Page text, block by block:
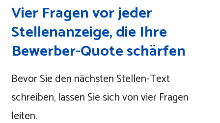
Vier Fragen vor jeder
Stellenanzeige, die Ihre
Bewerber-Quote schärfen
Bevor Sie den nächsten Stellen-Text
schreiben, lassen Sie sich von vier Fragen
leiten.